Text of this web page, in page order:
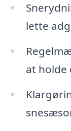
lette
at holde